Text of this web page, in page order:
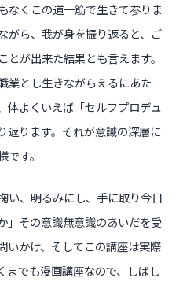
なくこの道一筋で生きて参りま
がら、我が身を振り返ると、ご
とが出来た結果とも言えます。
業とし生きながらえるにあた
体よくいえば「セルフプロデュ
返ります。それが意識の深層に
す。
い、明るみにし、手に取り今日
」その意識無意識のあいだを受
いかけ、そしてこの講座は実際
までも漫画講座なので、しばし